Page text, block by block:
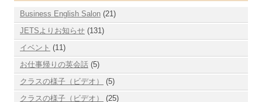
Business English Salon (21)
JETSよりお知らせ (131)
イベント (11)
お仕事帰りの英会話 (5)
クラスの様子（ビデオ）
(5)
クラスの様子（ビデオ）
(25)